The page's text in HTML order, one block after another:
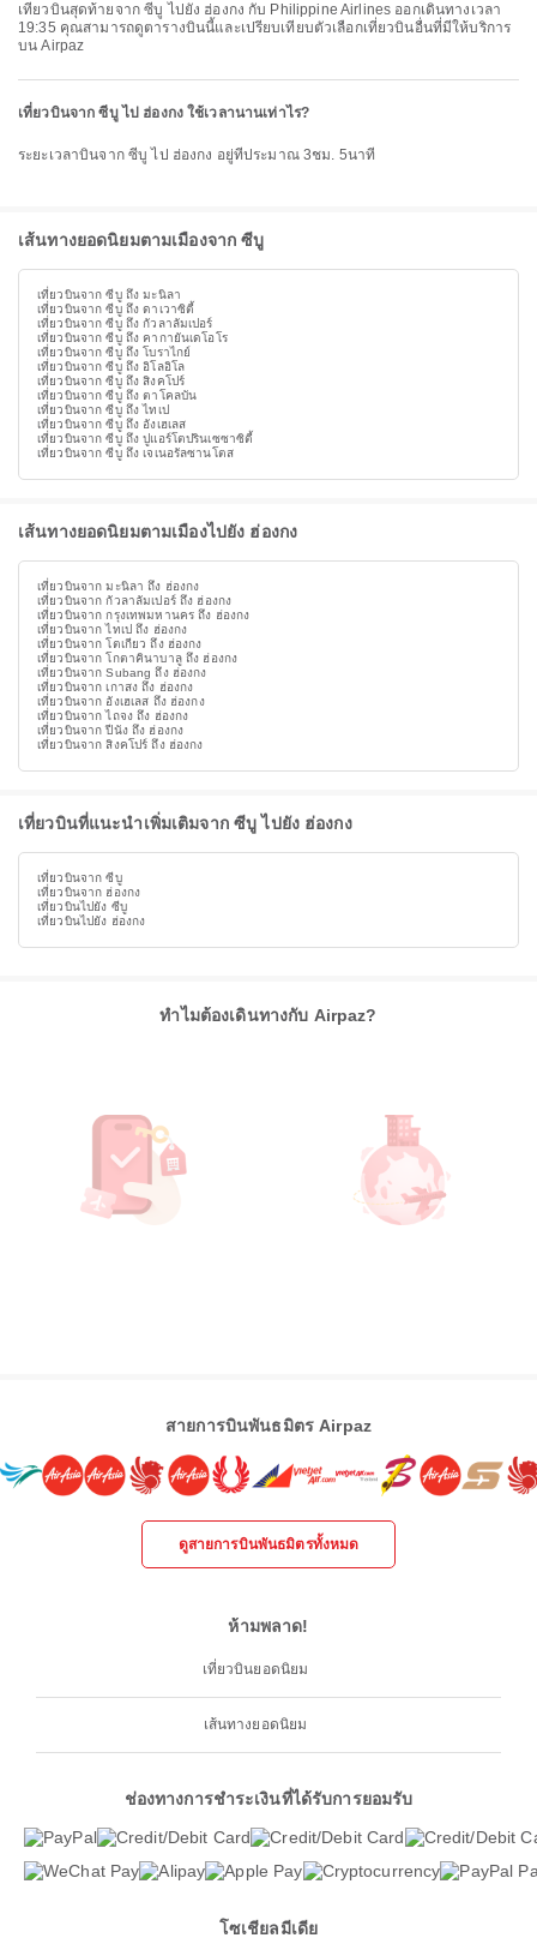
เที่ยวบินสุดท้ายจาก ซีบู ไปยัง ฮ่องกง กับ Philippine Airlines ออกเดินทางเวลา
19:35 คุณสามารถดูตารางบินนี้และเปรียบเทียบตัวเลือกเที่ยวบินอื่นที่มีให้บริการ
บน Airpaz
เที่ยวบินจาก ซีบู ไป ฮ่องกง ใช้เวลานานเท่าไร?
ระยะเวลาบินจาก ซีบู ไป ฮ่องกง อยู่ที่ประมาณ 3ชม. 5นาที
เส้นทางยอดนิยมตามเมืองจาก ซีบู
เที่ยวบินจาก ซีบู ถึง มะนิลา
เที่ยวบินจาก ซีบู ถึง ดาเวาซิตี้
เที่ยวบินจาก ซีบู ถึง กัวลาลัมเปอร์
เที่ยวบินจาก ซีบู ถึง คากายันเดโอโร
เที่ยวบินจาก ซีบู ถึง โบราไกย์
เที่ยวบินจาก ซีบู ถึง อิโลอิโล
เที่ยวบินจาก ซีบู ถึง สิงคโปร์
เที่ยวบินจาก ซีบู ถึง ตาโคลบัน
เที่ยวบินจาก ซีบู ถึง ไทเป
เที่ยวบินจาก ซีบู ถึง อังเฮเลส
เที่ยวบินจาก ซีบู ถึง ปูแอร์โตปรินเซซาซิตี้
เที่ยวบินจาก ซีบู ถึง เจเนอรัลซานโตส
เส้นทางยอดนิยมตามเมืองไปยัง ฮ่องกง
เที่ยวบินจาก มะนิลา ถึง ฮ่องกง
เที่ยวบินจาก กัวลาลัมเปอร์ ถึง ฮ่องกง
เที่ยวบินจาก กรุงเทพมหานคร ถึง ฮ่องกง
เที่ยวบินจาก ไทเป ถึง ฮ่องกง
เที่ยวบินจาก โตเกียว ถึง ฮ่องกง
เที่ยวบินจาก โกตาคินาบาลู ถึง ฮ่องกง
เที่ยวบินจาก Subang ถึง ฮ่องกง
เที่ยวบินจาก เกาสง ถึง ฮ่องกง
เที่ยวบินจาก อังเฮเลส ถึง ฮ่องกง
เที่ยวบินจาก ไถจง ถึง ฮ่องกง
เที่ยวบินจาก ปีนัง ถึง ฮ่องกง
เที่ยวบินจาก สิงคโปร์ ถึง ฮ่องกง
เที่ยวบินที่แนะนำเพิ่มเติมจาก ซีบู ไปยัง ฮ่องกง
เที่ยวบินจาก ซีบู
เที่ยวบินจาก ฮ่องกง
เที่ยวบินไปยัง ซีบู
เที่ยวบินไปยัง ฮ่องกง
ทำไมต้องเดินทางกับ Airpaz?
สายการบินพันธมิตร Airpaz
ดูสายการบินพันธมิตรทั้งหมด
ห้ามพลาด!
เที่ยวบินยอดนิยม
เส้นทางยอดนิยม
ช่องทางการชำระเงินที่ได้รับการยอมรับ
โซเชียลมีเดีย